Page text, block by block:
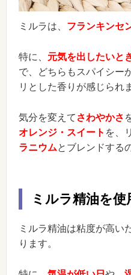
ミルラは、 フランキンセ
特に、 元気を出したいと
で、どちらもスパイシー
リとした香りが感じられ
気分を変えて さわやかさ
オレンジ・スイート を、
ラニウムとブレンドする
ミルラ精油を
ミルラ精油は粘度が高い
ります。